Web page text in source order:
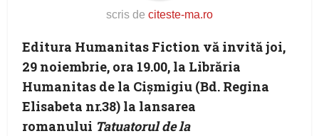
scris de citeste-ma.ro
Editura Humanitas Fiction vă invităjoi,
29 noiembrie, ora 19.00, la Librăria
Humanitas de la Cișmigiu (Bd. Regina
Elisabeta nr.38) la lansarea
romanului Tatuatorul de la